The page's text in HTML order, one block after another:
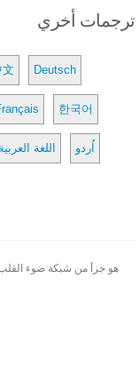
ترجمات أخري
文 Deutsch
한국어
اللغة العربية اُردو
هو جزأ من شبكة ضوء القلب.